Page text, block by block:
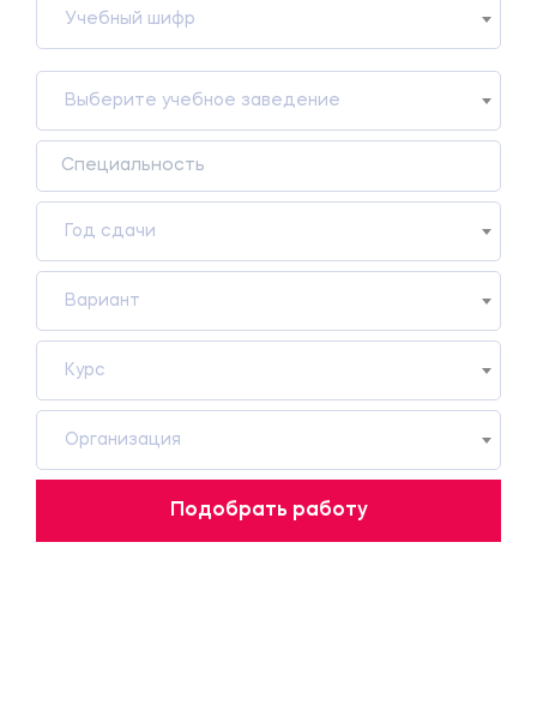
Учебный шифр
Выберите учебное заведение
Год сдачи
Вариант
Курс
Организация
Подобрать работу